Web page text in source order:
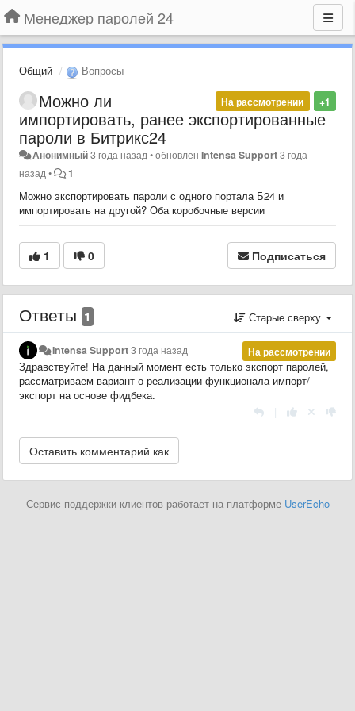
Менеджер паролей 24
Общий Вопросы
+1
На рассмотрении
Можно ли
импортировать, ранее экспортированные
пароли в Битрикс24
Анонимный3 года назад •обновленIntensa Support3 года
назад • 1
Можно экспортировать пароли с одного портала Б24 и
импортировать на другой? Оба коробочные версии
1 0 Подписаться
Ответы 1 Старые сверху
На рассмотрении
Intensa Support3 года назад
Здравствуйте! На данный момент есть только экспорт паролей,
рассматриваем вариант о реализации функционала импорт/
экспорт на основе фидбека.
Сервис поддержки клиентов работает на платформе UserEcho